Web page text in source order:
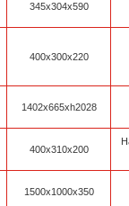
345x304x590
400x300x220
1402х665хh2028
400х310х200
1500х1000х350